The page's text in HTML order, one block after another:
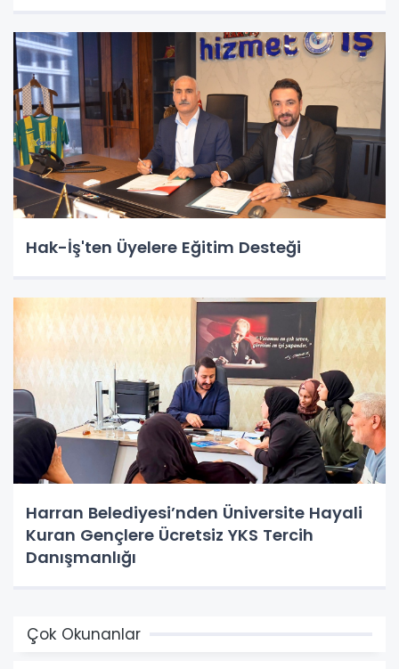
Hak-İş'ten Üyelere Eğitim Desteği
Harran Belediyesi’nden Üniversite Hayali
Kuran Gençlere Ücretsiz YKS Tercih
Danışmanlığı
Çok Okunanlar